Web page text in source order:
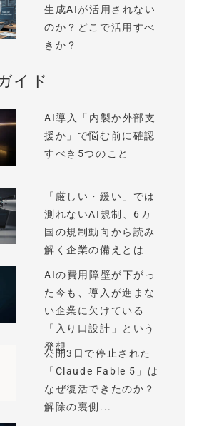
生成AIが活用されない
のか？どこで活用すべ
きか？
イド
AI導入「内製か外部支
援か」で悩む前に確認
すべき5つのこと
「厳しい・緩い」では
測れないAI規制、6カ
国の規制動向から読み
解く企業の備えとは
AIの費用障壁が下がっ
た今も、導入が進まな
い企業に欠けている
「入り口設計」という
発想
公開3日で停止された
「Claude Fable 5」は
なぜ復活できたのか？
解除の裏側...